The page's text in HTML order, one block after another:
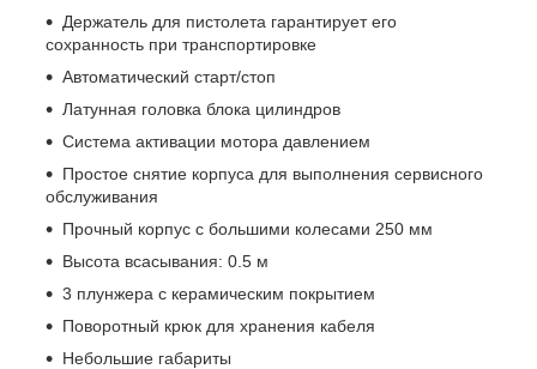
Держатель для пистолета гарантирует его
сохранность при транспортировке
Автоматический старт/стоп
Латунная головка блока цилиндров
Система активации мотора давлением
Простое снятие корпуса для выполнения сервисного
обслуживания
Прочный корпус с большими колесами 250 мм
Высота всасывания: 0.5 м
3 плунжера с керамическим покрытием
Поворотный крюк для хранения кабеля
Небольшие габариты